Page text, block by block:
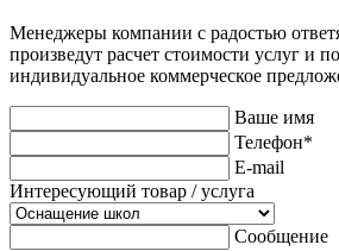
Менеджеры компании с радостью
произведут расчет стоимости услуг и
индивидуальное коммерческое
Ваше имя
Телефон*
E-mail
Интересующий товар / услуга
Сообщение